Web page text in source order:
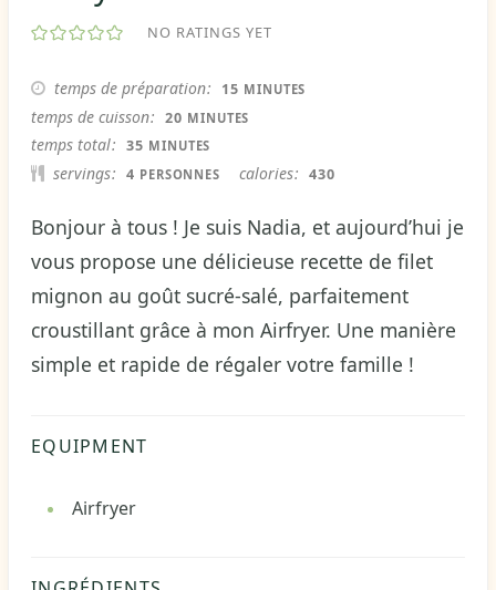
NO RATINGS YET
temps de préparation 15 MINUTES
MINUTES
temps de cuisson 20 MINUTES
MINUTES
temps total 35 MINUTES
MINUTES
servings 4 PERSONNES calories 430
Bonjour à tous ! Je suis Nadia, et aujourd’hui je
vous propose une délicieuse recette de filet
mignon au goût sucré-salé, parfaitement
croustillant grâce à mon Airfryer. Une manière
simple et rapide de régaler votre famille !
EQUIPMENT
Airfryer